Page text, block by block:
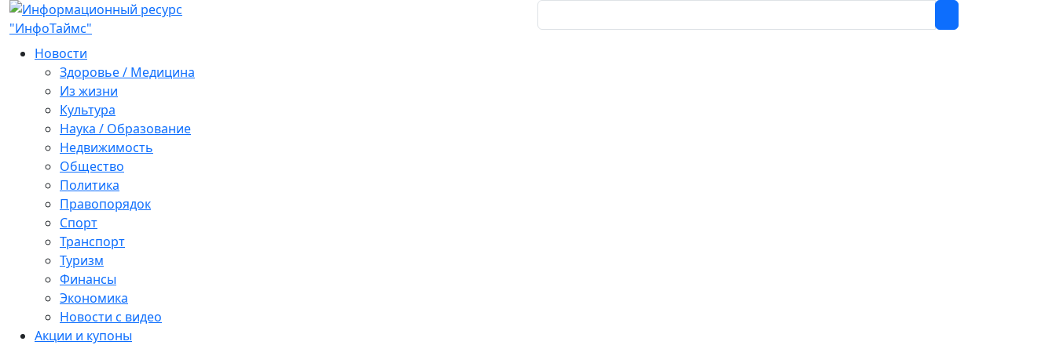
Новости
Здоровье / Медицина
Из жизни
Культура
Наука / Образование
Недвижимость
Общество
Политика
Правопорядок
Спорт
Транспорт
Туризм
Финансы
Экономика
Новости с видео
Акции и купоны